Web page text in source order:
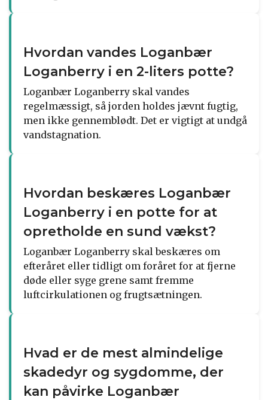
Hvordan vandes Loganbær
Loganberry i en 2-liters potte?
Loganbær Loganberry skal vandes
regelmæssigt, så jorden holdes jævnt fugtig,
men ikke gennemblødt. Det er vigtigt at undgå
vandstagnation.
Hvordan beskæres Loganbær
Loganberry i en potte for at
opretholde en sund vækst?
Loganbær Loganberry skal beskæres om
efteråret eller tidligt om foråret for at fjerne
døde eller syge grene samt fremme
luftcirkulationen og frugtsætningen.
Hvad er de mest almindelige
skadedyr og sygdomme, der
kan påvirke Loganbær